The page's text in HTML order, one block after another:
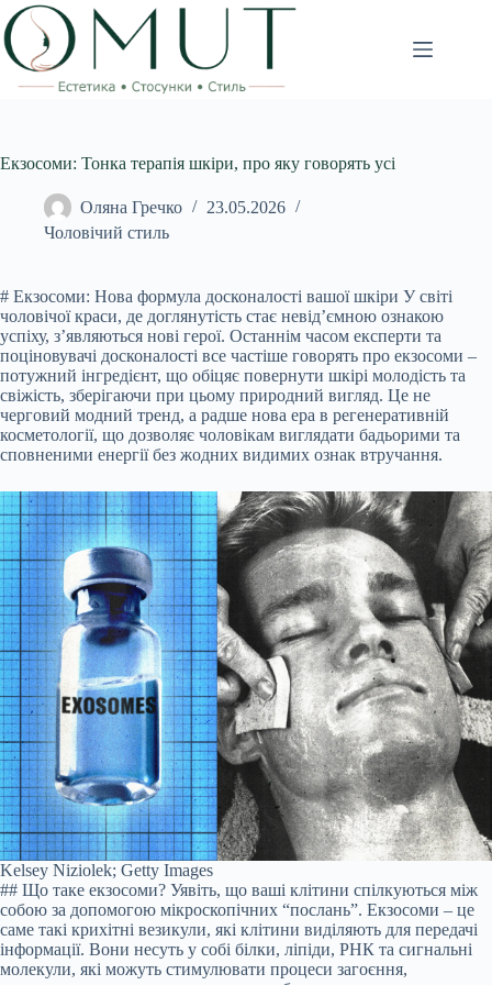
Перейти
до
вмісту
Екзосоми: Тонка терапія шкіри, про яку говорять усі
Оляна Гречко
23.05.2026
Чоловічий стиль
# Екзосоми: Нова формула досконалості вашої шкіри У світі
чоловічої краси, де доглянутість стає невід’ємною ознакою
успіху, з’являються нові герої. Останнім часом експерти та
поціновувачі досконалості все частіше говорять про екзосоми –
потужний інгредієнт, що обіцяє повернути шкірі молодість та
свіжість, зберігаючи при цьому природний вигляд. Це не
черговий модний тренд, а радше нова ера в регенеративній
косметології, що дозволяє чоловікам виглядати бадьорими та
сповненими енергії без жодних видимих ознак втручання.
Kelsey Niziolek; Getty Images
## Що таке екзосоми? Уявіть, що ваші клітини спілкуються між
собою за допомогою мікроскопічних “послань”. Екзосоми – це
саме такі крихітні везикули, які клітини виділяють для передачі
інформації. Вони несуть у собі білки, ліпіди, РНК та сигнальні
молекули, які можуть стимулювати процеси загоєння,